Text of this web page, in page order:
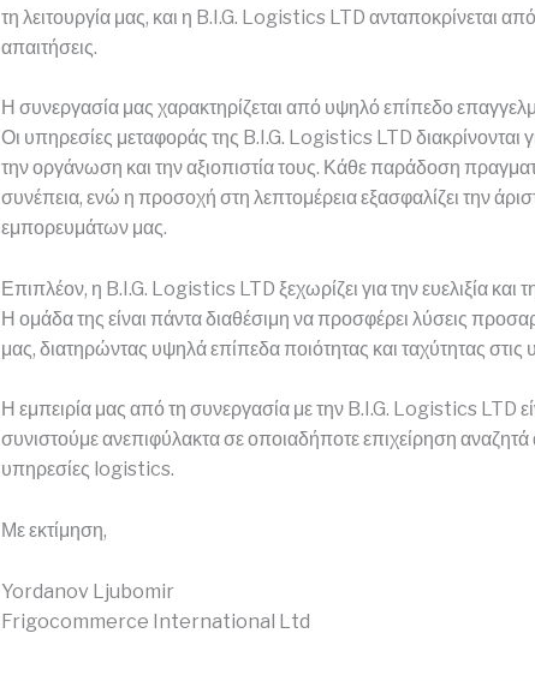
τη λειτουργία μας, και η B.I.G. Logistics LTD ανταποκρίνεται
απαιτήσεις.
Η συνεργασία μας χαρακτηρίζεται από υψηλό επίπεδο
Οι υπηρεσίες μεταφοράς της B.I.G. Logistics LTD διακρίνονται
την οργάνωση και την αξιοπιστία τους. Κάθε παράδοση
συνέπεια, ενώ η προσοχή στη λεπτομέρεια εξασφαλίζει την
εμπορευμάτων μας.
Επιπλέον, η B.I.G. Logistics LTD ξεχωρίζει για την ευελιξία και
Η ομάδα της είναι πάντα διαθέσιμη να προσφέρει λύσεις
μας, διατηρώντας υψηλά επίπεδα ποιότητας και ταχύτητας στις
Η εμπειρία μας από τη συνεργασία με την B.I.G. Logistics LTD
συνιστούμε ανεπιφύλακτα σε οποιαδήποτε επιχείρηση αναζητά
υπηρεσίες logistics.
Με εκτίμηση,
Yordanov Ljubomir
Frigocommerce International Ltd